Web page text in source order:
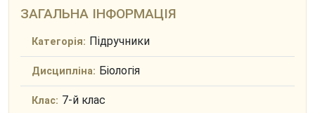
ЗАГАЛЬНА ІНФОРМАЦІЯ
Категорія: Підручники
Дисципліна: Біологія
Клас: 7-й клас